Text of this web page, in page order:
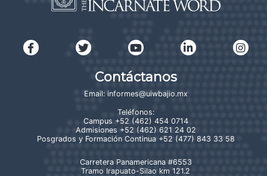
Contáctanos
Email: informes@uiwbajio.mx
Teléfonos:
Campus +52 (462) 454 0714
Admisiones +52 (462) 621 24 02
Posgrados y Formación Continua +52 (477) 843 33 58
Carretera Panamericana #6553
Tramo Irapuato-Silao km 121.2